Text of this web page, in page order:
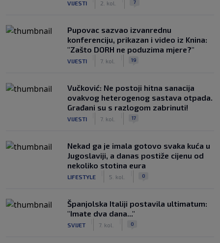
VIJESTI 2. kol. 7
Pupovac sazvao izvanrednu
konferenciju, prikazan i video iz Knina:
"Zašto DORH ne poduzima mjere?"
VIJESTI 7. kol. 19
Vučković: Ne postoji hitna sanacija
ovakvog heterogenog sastava otpada.
Građani su s razlogom zabrinuti!
VIJESTI 7. kol. 17
Nekad ga je imala gotovo svaka kuća u
Jugoslaviji, a danas postiže cijenu od
nekoliko stotina eura
LIFESTYLE 5. kol. 0
Španjolska Italiji postavila ultimatum:
"Imate dva dana..."
SVIJET 7. kol. 0